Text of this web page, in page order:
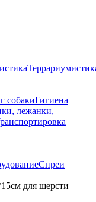
собакиГигиена
лежанки,
Спреи
для шерсти